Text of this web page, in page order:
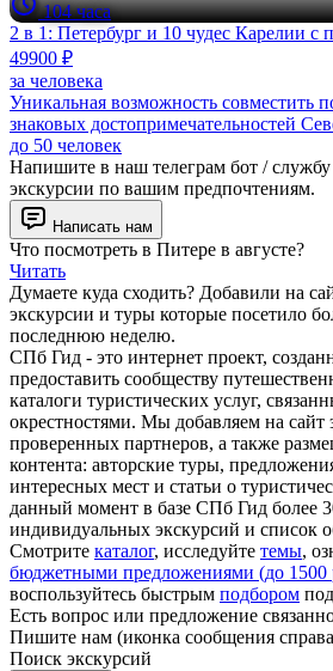
104 часа
2 в 1: Петербург и 10 чудес Карелии с
49900 ₽
за человека
Уникальная возможность совместить
знаковых достопримечательностей
до 50 человек
Напишите в наш телеграм бот /
экскурсии по вашим предпочтениям.
Написать нам
Что посмотреть в Питере в августе?
Читать
Думаете куда сходить? Добавили на
экскурсии и туры которые посетило
последнюю неделю.
СПб Гид - это интернет проект,
предоставить сообществу
каталоги туристических услуг,
окрестностями. Мы добавляем на сайт
проверенных партнеров, а также
контента: авторские туры,
интересных мест и статьи о
данный момент в базе СПб Гид более
индивидуальных экскурсий и список
Смотрите каталог, исследуйте темы,
бюджетными предложениями (до 1500
воспользуйтесь быстрым подбором
Есть вопрос или предложение
Пишите нам (иконка сообщения
Поиск экскурсий